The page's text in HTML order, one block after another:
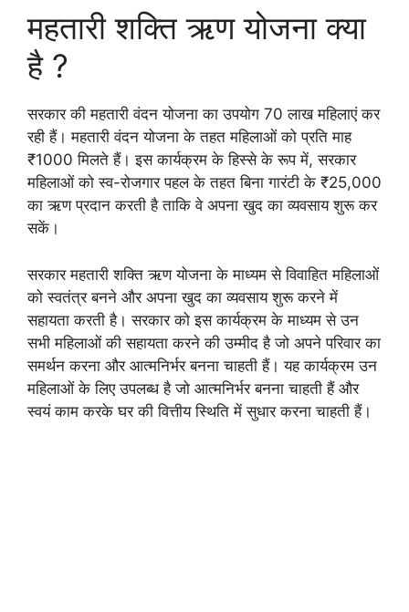
महतारी शक्ति ऋण योजना क्या
है ?
सरकार की महतारी वंदन योजना का उपयोग 70 लाख महिलाएं कर
रही हैं। महतारी वंदन योजना के तहत महिलाओं को प्रति माह
₹1000 मिलते हैं। इस कार्यक्रम के हिस्से के रूप में, सरकार
महिलाओं को स्व-रोजगार पहल के तहत बिना गारंटी के ₹25,000
का ऋण प्रदान करती है ताकि वे अपना खुद का व्यवसाय शुरू कर
सकें।
सरकार महतारी शक्ति ऋण योजना के माध्यम से विवाहित महिलाओं
को स्वतंत्र बनने और अपना खुद का व्यवसाय शुरू करने में
सहायता करती है। सरकार को इस कार्यक्रम के माध्यम से उन
सभी महिलाओं की सहायता करने की उम्मीद है जो अपने परिवार का
समर्थन करना और आत्मनिर्भर बनना चाहती हैं। यह कार्यक्रम उन
महिलाओं के लिए उपलब्ध है जो आत्मनिर्भर बनना चाहती हैं और
स्वयं काम करके घर की वित्तीय स्थिति में सुधार करना चाहती हैं।